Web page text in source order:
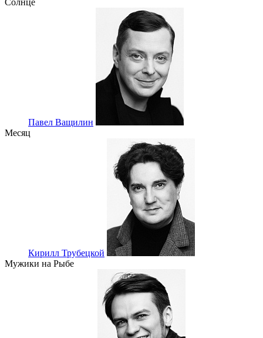
Солнце
Павел Ващилин
Месяц
Кирилл Трубецкой
Мужики на Рыбе